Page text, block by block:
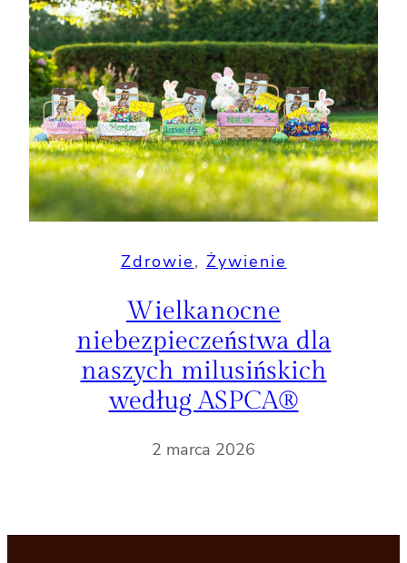
Zdrowie, Żywienie
Wielkanocne
niebezpieczeństwa dla
naszych milusińskich
według ASPCA®
2 marca 2026